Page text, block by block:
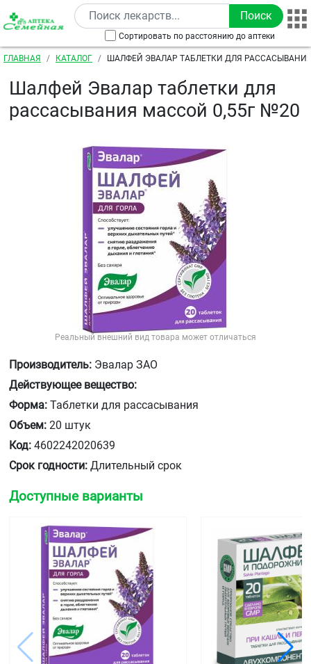
Перейти к основному содержанию
Сортировать по расстоянию до аптеки
Строка навигации
ГЛАВНАЯ КАТАЛОГ ШАЛФЕЙ ЭВАЛАР ТАБЛЕТКИ ДЛЯ
Шалфей Эвалар таблетки для
рассасывания массой 0,55г №20
Реальный внешний вид товара может отличаться
Производитель: Эвалар ЗАО
Действующее вещество:
Форма: Таблетки для рассасывания
Объем: 20 штук
Код: 4602242020639
Срок годности: Длительный срок
Доступные варианты